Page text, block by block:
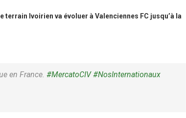
Ivoirien va évoluer à Valenciennes FC jusqu’à la
en France.#MercatoCIV #NosInternationaux